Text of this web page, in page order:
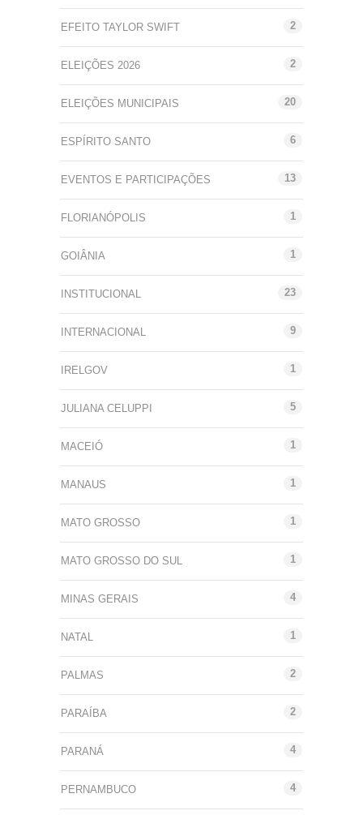
EFEITO TAYLOR SWIFT 2
ELEIÇÕES 2026 2
ELEIÇÕES MUNICIPAIS 20
ESPÍRITO SANTO 6
EVENTOS E PARTICIPAÇÕES 13
FLORIANÓPOLIS 1
GOIÂNIA 1
INSTITUCIONAL 23
INTERNACIONAL 9
IRELGOV 1
JULIANA CELUPPI 5
MACEIÓ 1
MANAUS 1
MATO GROSSO 1
MATO GROSSO DO SUL 1
MINAS GERAIS 4
NATAL 1
PALMAS 2
PARAÍBA 2
PARANÁ 4
PERNAMBUCO 4